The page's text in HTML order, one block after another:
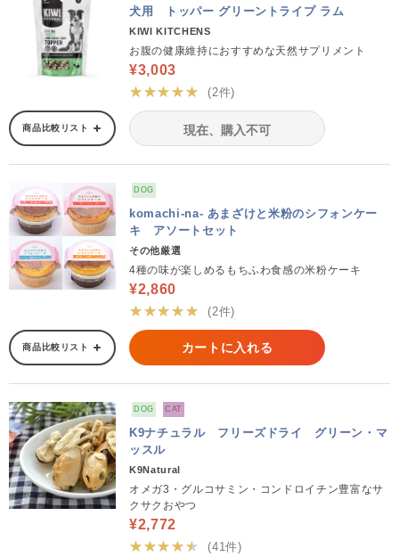
犬用 トッパー グリーントライプ ラム
KIWI KITCHENS
お腹の健康維持におすすめな天然サプリメント
¥3,003
★★★★★
(2件)
商品比較リスト 現在、購入不可
DOG
komachi-na- あまざけと米粉のシフォンケー
キ アソートセット
その他厳選
4種の味が楽しめるもちふわ食感の米粉ケーキ
¥2,860
★★★★★
(2件)
商品比較リスト カートに入れる
DOG CAT
K9ナチュラル フリーズドライ グリーン・マ
ッスル
K9Natural
オメガ3・グルコサミン・コンドロイチン豊富なサ
クサクおやつ
¥2,772
★★★★★
(41件)